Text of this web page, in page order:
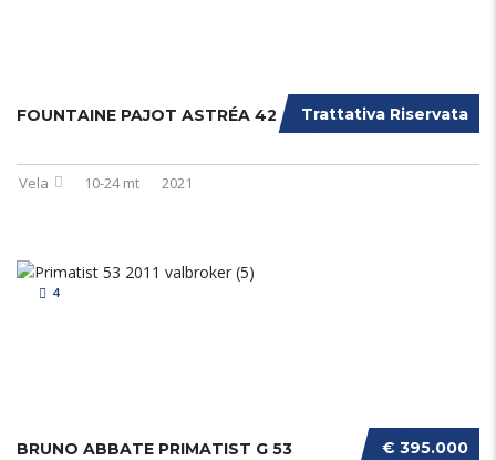
Trattativa Riservata
FOUNTAINE PAJOT ASTRÉA 42
Vela 10-24 mt 2021
4
€ 395.000
BRUNO ABBATE PRIMATIST G 53